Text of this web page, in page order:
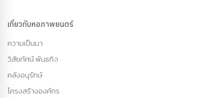
เกี่ยวกับหอภาพยนตร์
ความเป็นมา
วิสัยทัศน์ พันธกิจ
คลังอนุรักษ์
โครงสร้างองค์กร